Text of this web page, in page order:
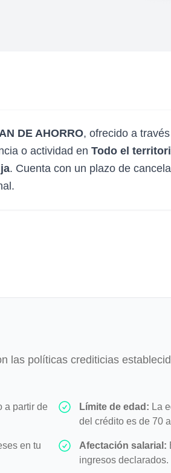
DE AHORRO, ofrecido a
o actividad en Todo el
. Cuenta con un plazo de
las políticas crediticias
a partir de
en tu
Límite de edad: La
del crédito es de 70
Afectación salarial:
ingresos declarados.